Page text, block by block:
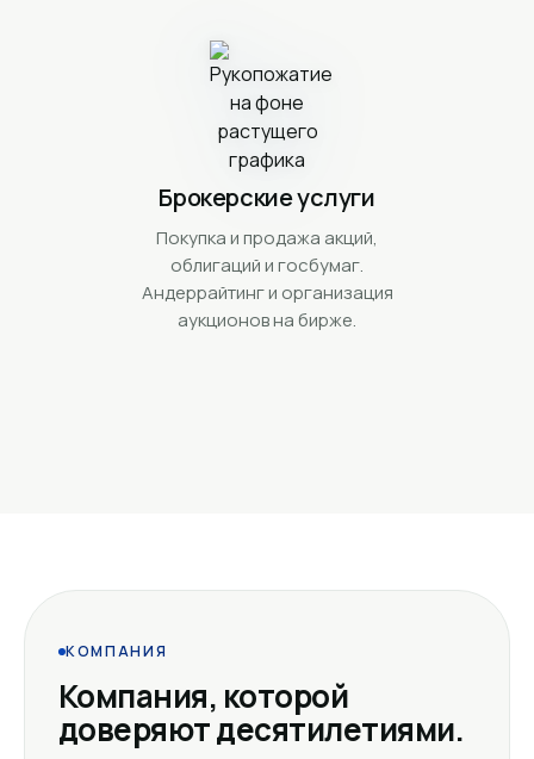
Брокерские услуги
Покупка и продажа акций,
облигаций и госбумаг.
Андеррайтинг и организация
аукционов на бирже.
КОМПАНИЯ
Компания, которой
доверяют десятилетиями.